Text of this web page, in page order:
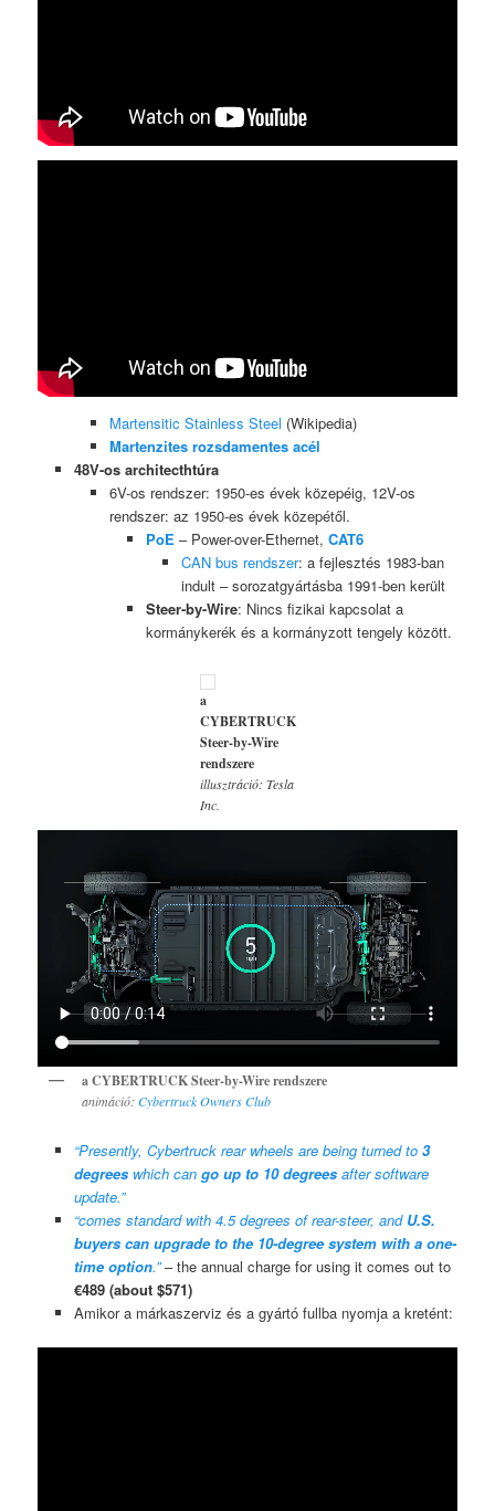
Martensitic Stainless Steel (Wikipedia)
Martenzites rozsdamentes acél
48V-os architecthtúra
6V-os rendszer: 1950-es évek közepéig, 12V-os
rendszer: az 1950-es évek közepétől.
PoE– Power-over-Ethernet, CAT6
CAN bus rendszer: a fejlesztés 1983-ban
indult – sorozatgyártásba 1991-ben került
Steer-by-Wire: Nincs fizikai kapcsolat a
kormánykerék és a kormányzott tengely között.
a
CYBERTRUCK
Steer-by-Wire
rendszere
illusztráció: Tesla
Inc.
a CYBERTRUCK Steer-by-Wire rendszere
animáció:Cybertruck Owners Club
“Presently, Cybertruck rear wheels are being turned to 3
degreeswhich can go up to 10 degrees after software
update.”
“comes standard with 4.5 degrees of rear-steer, and U.S.
buyers can upgrade to the 10-degree system with a one-
time option.”– the annual charge for using it comes out to
€489 (about $571)
Amikor a márkaszerviz és a gyártó fullba nyomja a kretént: